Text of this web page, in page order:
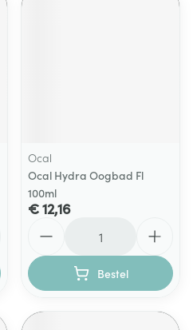
Ocal
Ocal Hydra Oogbad Fl
100ml
€ 12,16
Bestel